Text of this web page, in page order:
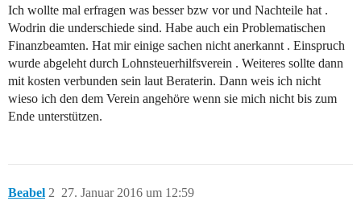
Ich wollte mal erfragen was besser bzw vor und Nachteile hat .
Wodrin die underschiede sind. Habe auch ein Problematischen
Finanzbeamten. Hat mir einige sachen nicht anerkannt . Einspruch
wurde abgeleht durch Lohnsteuerhilfsverein . Weiteres sollte dann
mit kosten verbunden sein laut Beraterin. Dann weis ich nicht
wieso ich den dem Verein angehöre wenn sie mich nicht bis zum
Ende unterstützen.
Beabel 27. Januar 2016 um 12:59
2